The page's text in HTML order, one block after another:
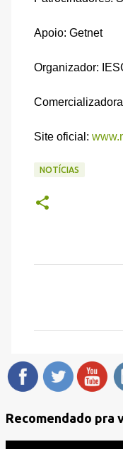
Apoio: Getnet
Organizador:
Site oficial:
NOTÍCIAS
n
t
r
i
Recomendado pra